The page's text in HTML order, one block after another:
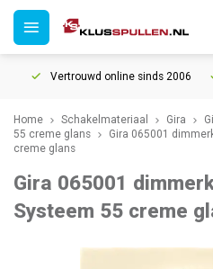
Vertrouwd online sinds 2006
Home Schakelmateriaal Gira
55 creme glans
Gira 065001
creme glans
Gira 065001
Systeem 55 creme